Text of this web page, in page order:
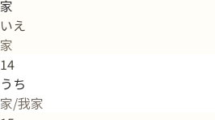
家
いえ
家
14
うち
家/我家